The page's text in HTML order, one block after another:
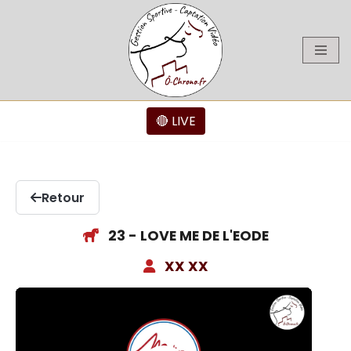
🔴 LIVE
Retour
23 - LOVE ME DE L'EODE
XX XX